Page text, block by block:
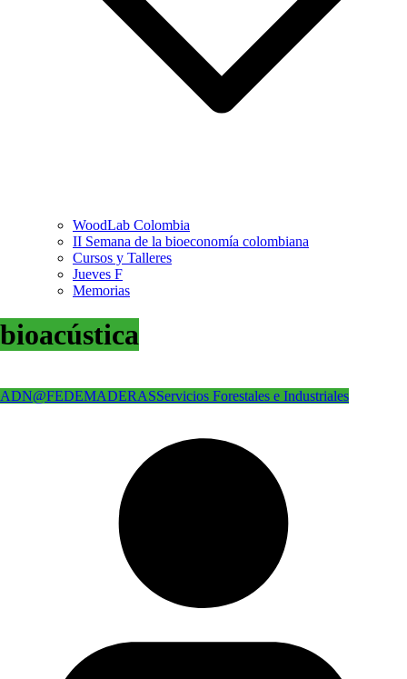
WoodLab Colombia
II Semana de la bioeconomía colombiana
Cursos y Talleres
Jueves F
Memorias
bioacústica
ADN@FEDEMADERASServicios Forestales e Industriales